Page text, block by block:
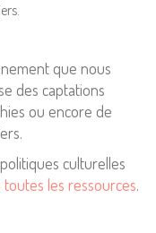
que nous
des captations
ou encore de
culturelles
les ressources.